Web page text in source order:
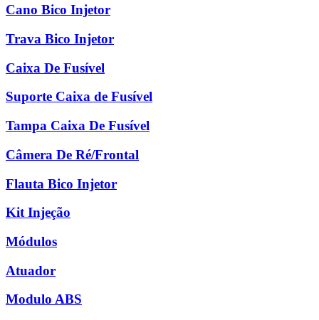
Cano Bico Injetor
Trava Bico Injetor
Caixa De Fusível
Suporte Caixa de Fusível
Tampa Caixa De Fusível
Câmera De Ré/Frontal
Flauta Bico Injetor
Kit Injeção
Módulos
Atuador
Modulo ABS